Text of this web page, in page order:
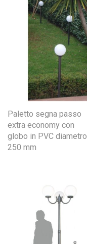
Paletto segna passo
extra economy con
globo in PVC diametro
250 mm